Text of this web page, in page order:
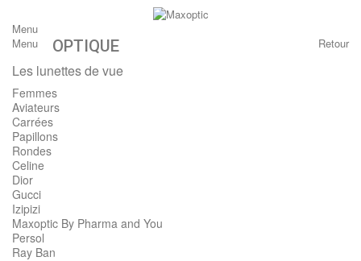
Menu
Menu
Retour
OPTIQUE
Les lunettes de vue
Femmes
Aviateurs
Carrées
Papillons
Rondes
Celine
Dior
Gucci
Izipizi
Maxoptic By Pharma and You
Persol
Ray Ban